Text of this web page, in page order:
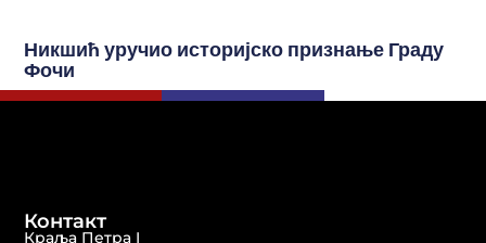
Никшић уручио историјско признање Граду
Фочи
Контакт
Краља Петра I